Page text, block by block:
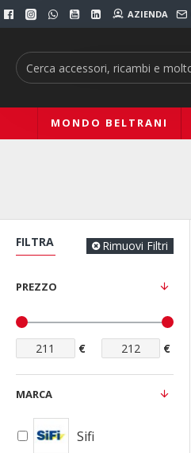
AZIENDA
MONDO BELTRANI
FILTRA Rimuovi Filtri
PREZZO
€ €
MARCA
Sifi